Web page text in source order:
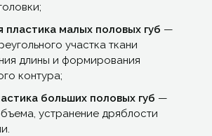
пластика малых половых губ —
участка ткани
длины и формирования
контура;
больших половых губ —
устранение дряблости